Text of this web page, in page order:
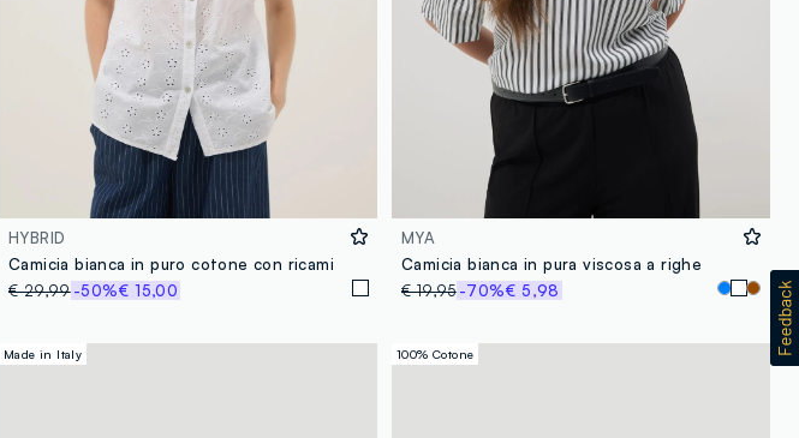
HYBRID
Camicia bianca in puro cotone con ricami
€ 29,99-50%€ 15,00
MYA
Camicia bianca in pura viscosa a righe
€ 19,95-70%€ 5,98
Made in Italy 100% Cotone